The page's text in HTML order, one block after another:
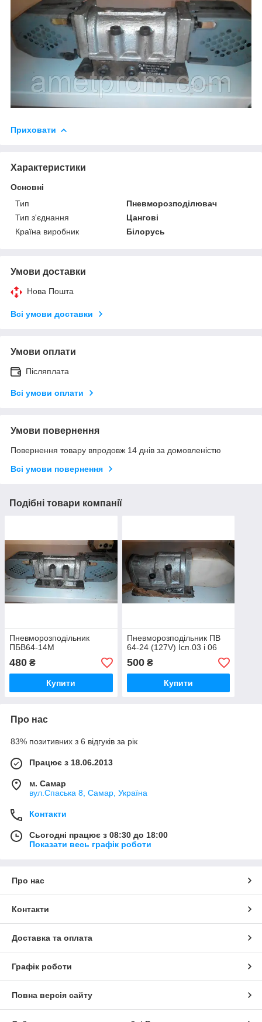
Приховати
Характеристики
Основні
Тип
Пневморозподілювач
Тип з'єднання
Цангові
Країна виробник
Білорусь
Умови доставки
Нова Пошта
Всі умови доставки
Умови оплати
Післяплата
Всі умови оплати
Умови повернення
Повернення товару впродовж 14 днів за домовленістю
Всі умови повернення
Подібні товари компанії
Пневморозподільник
ПБВ64-14М
480 ₴
Купити
Пневморозподільник ПВ
64-24 (127V) Ісп.03 і 06
500₴
Купити
Про нас
83% позитивних з 6 відгуків за рік
Працює з 18.06.2013
м. Самар
вул.Спаська 8, Самар, Україна
Контакти
Сьогодні працює з 08:30 до 18:00
Показати весь графік роботи
Про нас
Контакти
Доставка та оплата
Графік роботи
Повна версія сайту